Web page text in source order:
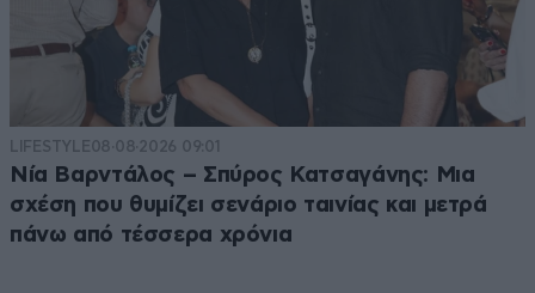
LIFESTYLE08·08·2026 09:01
Νία Βαρντάλος – Σπύρος Κατσαγάνης: Μια
σχέση που θυμίζει σενάριο ταινίας και μετρά
πάνω από τέσσερα χρόνια